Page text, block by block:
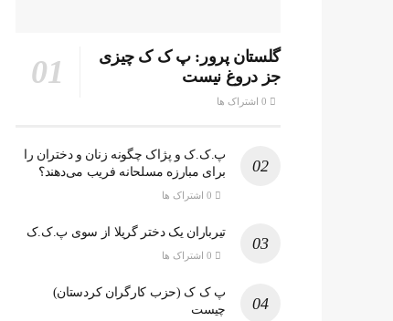
گلستان پرور: پ ک ک چیزی
جز دروغ نیست
پ.ک.ک و پژاک چگونه زنان و دختران را
برای مبارزه مسلحانه فریب می‌دهند؟
تیرباران یک دختر گریلا از سوی پ.ک.ک
پ ک ک (حزب کارگران کردستان)
چیست